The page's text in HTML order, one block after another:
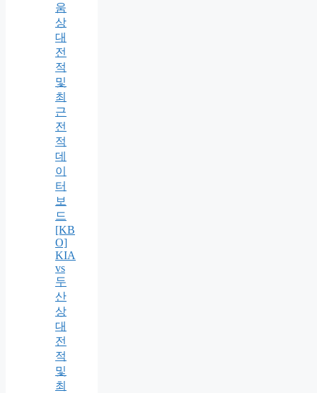
움
상
대
전
적
및
최
근
전
적
데
이
터
보
드
[KB
O]
KIA
vs
두
산
상
대
전
적
및
최